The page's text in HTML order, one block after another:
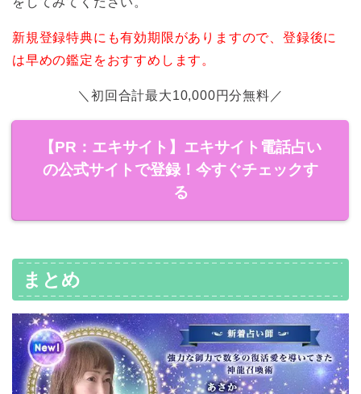
新規登録特典にも有効期限がありますので、登録後に
は早めの鑑定をおすすめします。
＼初回合計最大10,000円分無料／
【PR：エキサイト】エキサイト電話占い
の公式サイトで登録！今すぐチェックす
る
まとめ